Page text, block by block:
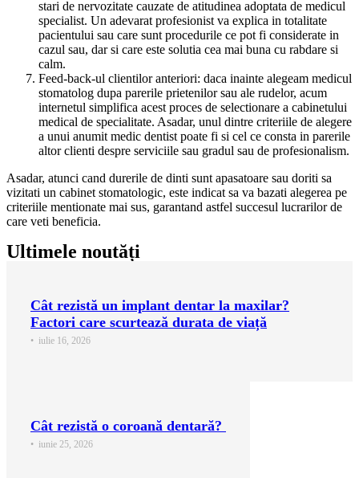
stari de nervozitate cauzate de atitudinea adoptata de medicul
specialist. Un adevarat profesionist va explica in totalitate
pacientului sau care sunt procedurile ce pot fi considerate in
cazul sau, dar si care este solutia cea mai buna cu rabdare si
calm.
Feed-back-ul clientilor anteriori: daca inainte alegeam medicul
stomatolog dupa parerile prietenilor sau ale rudelor, acum
internetul simplifica acest proces de selectionare a cabinetului
medical de specialitate. Asadar, unul dintre criteriile de alegere
a unui anumit medic dentist poate fi si cel ce consta in parerile
altor clienti despre serviciile sau gradul sau de profesionalism.
Asadar, atunci cand durerile de dinti sunt apasatoare sau doriti sa
vizitati un cabinet stomatologic, este indicat sa va bazati alegerea pe
criteriile mentionate mai sus, garantand astfel succesul lucrarilor de
care veti beneficia.
Ultimele noutăți
Cât rezistă un implant dentar la maxilar?
Factori care scurtează durata de viață
• iulie 16, 2026
Cât rezistă o coroană dentară?
• iunie 25, 2026